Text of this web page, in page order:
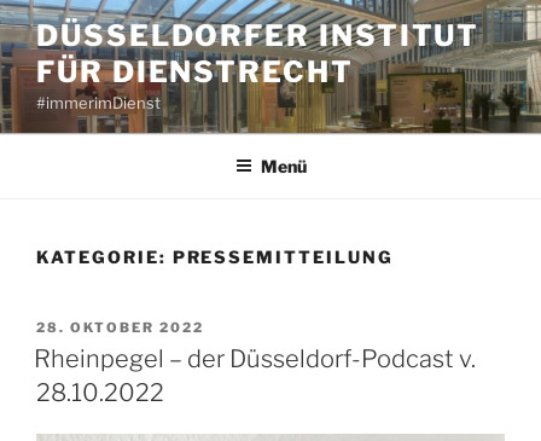
Zum
Inhalt
springen
DÜSSELDORFER INSTITUT
FÜR DIENSTRECHT
#immerimDienst
Menü
KATEGORIE: PRESSEMITTEILUNG
VERÖFFENTLICHT
AM
28. OKTOBER 2022
Rheinpegel – der Düsseldorf-Podcast v.
28.10.2022